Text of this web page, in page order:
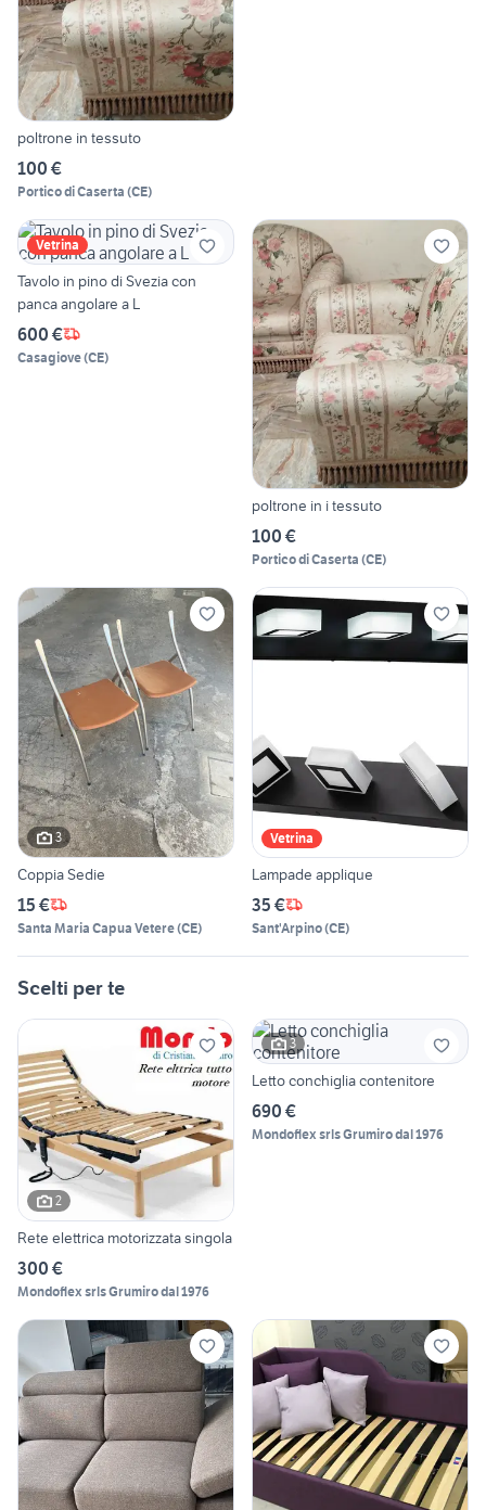
poltrone in tessuto
100 €
Portico di Caserta (CE)
Vetrina
Tavolo in pino di Svezia con
panca angolare a L
600 €
Casagiove(CE)
poltrone in i tessuto
100 €
Portico di Caserta (CE)
3
Coppia Sedie
15 €
Santa Maria Capua Vetere(CE)
Vetrina
Lampade applique
35 €
Sant'Arpino(CE)
Scelti per te
2
Rete elettrica motorizzata singola
300 €
Mondoflex srls Grumiro dal 1976
3
Letto conchiglia contenitore
690 €
Mondoflex srls Grumiro dal 1976